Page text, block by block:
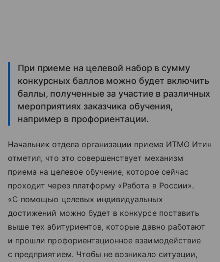
При приеме на целевой набор в сумму
конкурсных баллов можно будет включить
баллы, полученные за участие в различных
мероприятиях заказчика обучения,
например в профориентации.
Начальник отдела организации приема ИТМО Итин
отметил, что это совершенствует механизм
приема на целевое обучение, которое сейчас
проходит через платформу «Работа в России».
«С помощью целевых индивидуальных
достижений можно будет в конкурсе поставить
выше тех абитуриентов, которые давно работают
и прошли профориентационное взаимодействие
с предприятием. Чтобы не возникало ситуации,